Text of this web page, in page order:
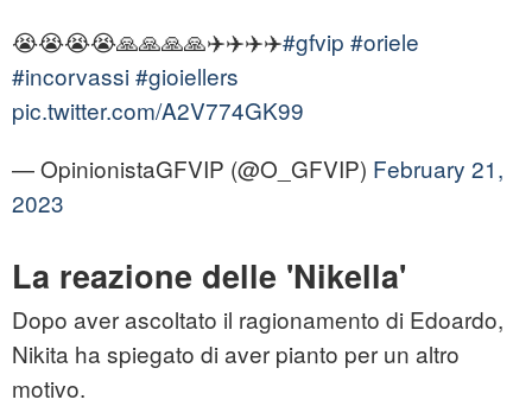
😭😭😭😭🙏🙏🙏🙏✈️✈️✈️✈️#gfvip #oriele
#incorvassi#gioiellers
pic.twitter.com/A2V774GK99
— OpinionistaGFVIP (@O_GFVIP) February 21,
2023
La reazione delle 'Nikella'
Dopo aver ascoltato il ragionamento di Edoardo,
Nikita ha spiegato di aver pianto per un altro
motivo.